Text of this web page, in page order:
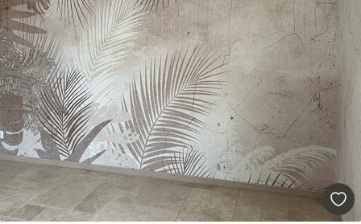
solapamiento.
Materiales disponibles
Estándar
33166.6719900.00$/m²
Premium
39833 .3323900 .00 $ /m²